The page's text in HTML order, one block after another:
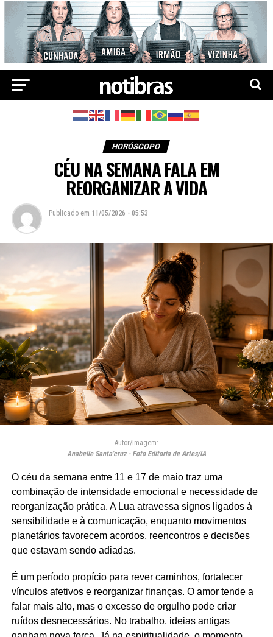
HORÓSCOPO
CÉU NA SEMANA FALA EM
REORGANIZAR A VIDA
Publicado em 11/05/2026 - 05:53
Autor/Imagem:
Anabelle Santa'cruz - Foto Editoria de Artes/IA
O céu da semana entre 11 e 17 de maio traz uma
combinação de intensidade emocional e necessidade de
reorganização prática. A Lua atravessa signos ligados à
sensibilidade e à comunicação, enquanto movimentos
planetários favorecem acordos, reencontros e decisões
que estavam sendo adiadas.
É um período propício para rever caminhos, fortalecer
vínculos afetivos e reorganizar finanças. O amor tende a
falar mais alto, mas o excesso de orgulho pode criar
ruídos desnecessários. No trabalho, ideias antigas